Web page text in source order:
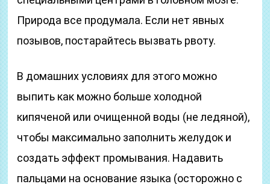
Природа все продумала. Если нет явных
позывов, постарайтесь вызвать рвоту.
В домашних условиях для этого можно
выпить как можно больше холодной
кипяченой или очищенной воды (не ледяной),
чтобы максимально заполнить желудок и
создать эффект промывания. Надавить
пальцами на основание языка (осторожно с